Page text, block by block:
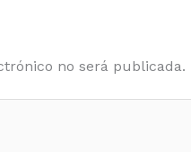
no será publicada.